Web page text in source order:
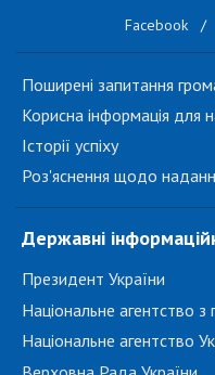
Facebook /
Поширені запитання
Корисна інформація для
Історії успіху
Роз'яснення щодо
Державні
Президент України
Національне агентство з
Національне агентство